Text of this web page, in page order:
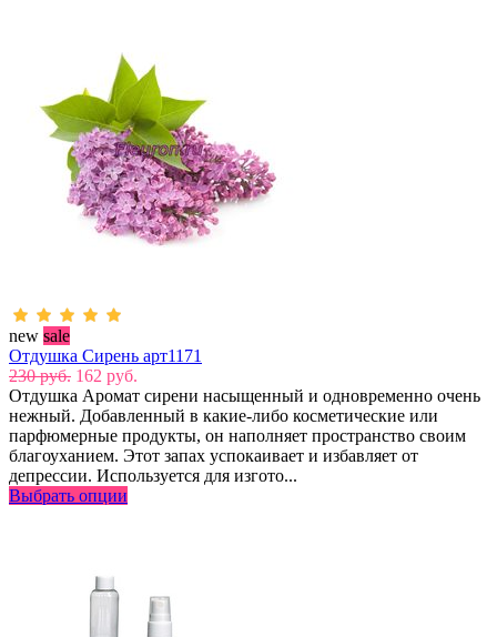
new sale
Отдушка Сирень арт1171
230 руб. 162 руб.
Отдушка Аромат сирени насыщенный и одновременно очень
нежный. Добавленный в какие-либо косметические или
парфюмерные продукты, он наполняет пространство своим
благоуханием. Этот запах успокаивает и избавляет от
депрессии. Используется для изгото...
Выбрать опции